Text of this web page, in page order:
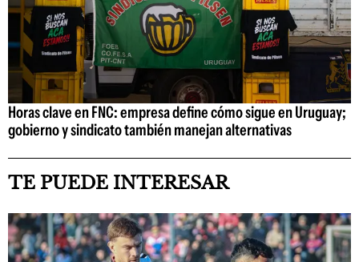
Horas clave en FNC: empresa define cómo sigue en Uruguay;
gobierno y sindicato también manejan alternativas
TE PUEDE INTERESAR